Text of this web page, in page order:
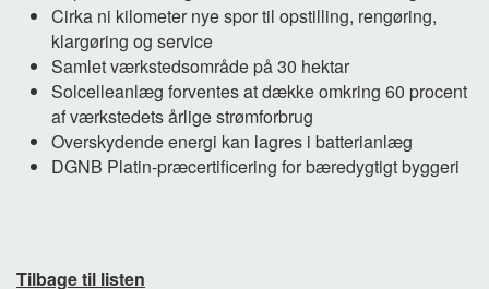
Cirka ni kilometer nye spor til opstilling, rengøring,
klargøring og service
Samlet værkstedsområde på 30 hektar
Solcelleanlæg forventes at dække omkring 60 procent
af værkstedets årlige strømforbrug
Overskydende energi kan lagres i batterianlæg
DGNB Platin-præcertificering for bæredygtigt byggeri
Tilbage til listen